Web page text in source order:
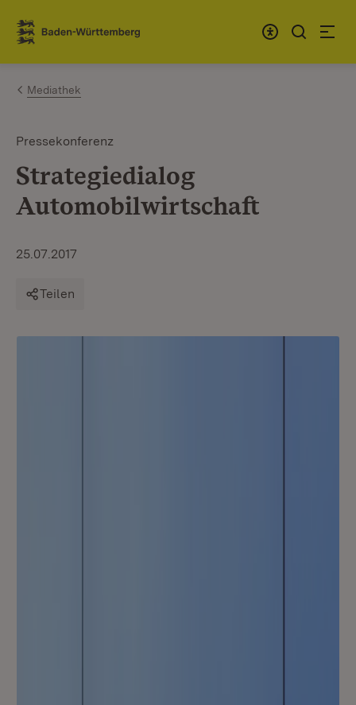
Zum Inhalt springen
Link zur Startseite
Mediathek
Pressekonferenz
Strategiedialog
Automobilwirtschaft
25.07.2017
Teilen